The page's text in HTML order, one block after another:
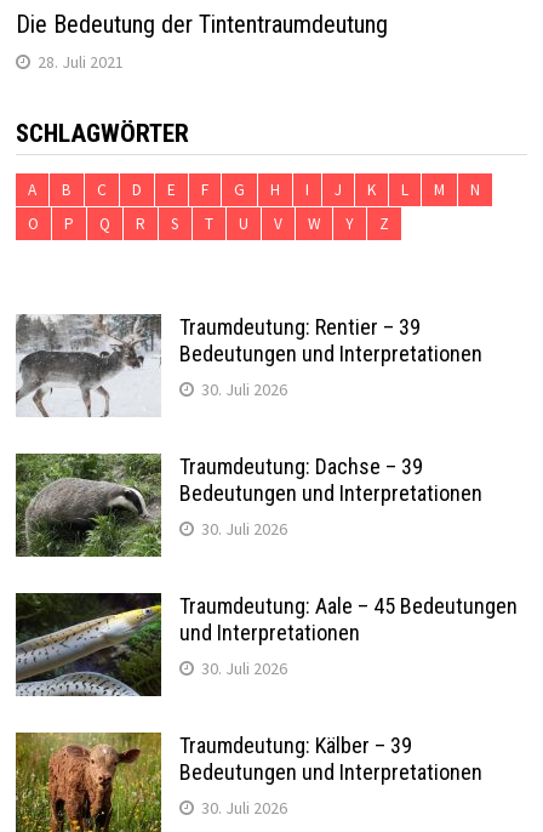
Die Bedeutung der Tintentraumdeutung
28. Juli 2021
SCHLAGWÖRTER
A B C D E F G H I J K L M
N
O
P Q R S T U V W Y Z
Traumdeutung: Rentier – 39
Bedeutungen und Interpretationen
30. Juli 2026
Traumdeutung: Dachse – 39
Bedeutungen und Interpretationen
30. Juli 2026
Traumdeutung: Aale – 45 Bedeutungen
und Interpretationen
30. Juli 2026
Traumdeutung: Kälber – 39
Bedeutungen und Interpretationen
30. Juli 2026